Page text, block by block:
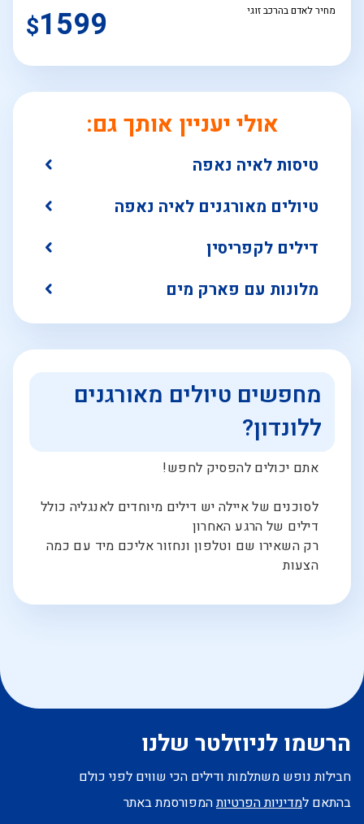
מחיר לאדם בהרכב זוגי $1599
אולי יעניין אותך גם:
טיסות לאיה נאפה
טיולים מאורגנים לאיה נאפה
דילים לקפריסין
מלונות עם פארק מים
מחפשים טיולים מאורגנים
ללונדון?
אתם יכולים להפסיק לחפש!
לסוכנים של איילה יש דילים מיוחדים לאנגליה כולל
דילים של הרגע האחרון
רק השאירו שם וטלפון ונחזור אליכם מיד עם כמה
הצעות
הרשמו לניוזלטר שלנו
חבילות נופש משתלמות ודילים הכי שווים לפני כולם
בהתאם למדיניות הפרטיותהמפורסמת באתר